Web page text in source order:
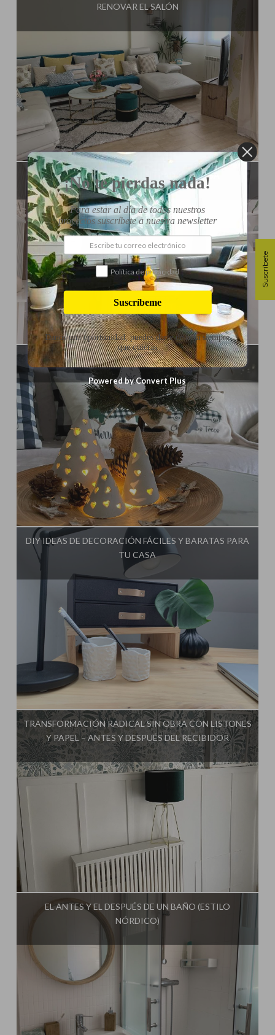
RENOVAR EL SALÓN
Influencer:
RENOVACIÓN DE LA ENTRADA DE CASA
Influencer:Mimo de Mami
MANUALIDADES NAVIDEÑAS
Influencer:Mimo de Mami
DIY IDEAS DE DECORACIÓN FÁCILES Y BARATAS PARA
TU CASA
TRANSFORMACIÓN RADICAL SIN OBRA CON LISTONES
Y PAPEL – ANTES Y DESPUÉS DEL RECIBIDOR
Influencer:Mimo de Mami
EL ANTES Y EL DESPUÉS DE UN BAÑO (ESTILO
NÓRDICO)
Suscríbete
¡No te pierdas nada!
Para estar al día de todos nuestros
proyectos suscríbete a nuestra newsletter
Política de privacidad
Suscríbeme
Danos una oportunidad, puedes darte de baja siempre
que quieras
Powered by Convert Plus